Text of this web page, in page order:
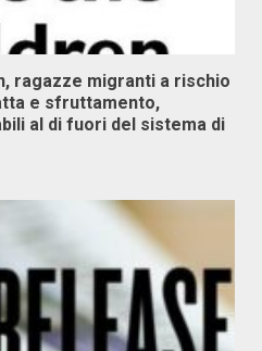
ragazze migranti a rischio
e sfruttamento,
al di fuori del sistema di